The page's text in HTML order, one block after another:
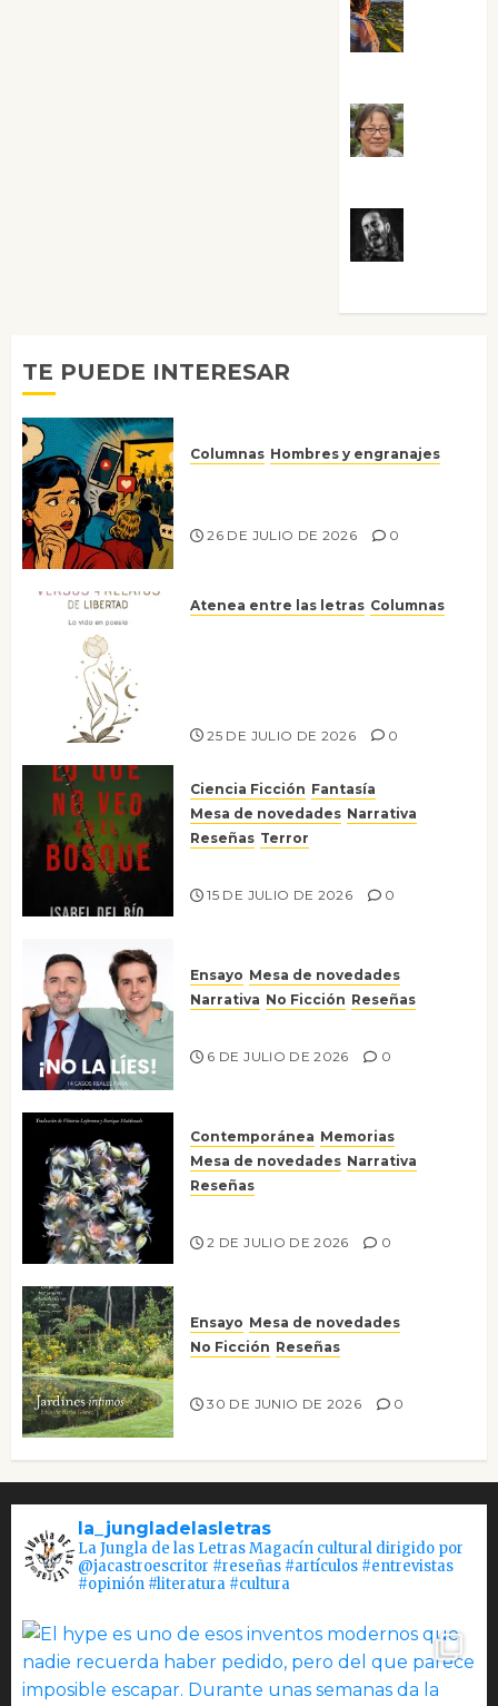
TE PUEDE INTERESAR
Columnas Hombres y engranajes
26 DE JULIO DE 2026 0
Atenea entre las letras Columnas
25 DE JULIO DE 2026 0
Ciencia Ficción Fantasía
Mesa de novedades Narrativa
Reseñas Terror
15 DE JULIO DE 2026 0
Ensayo Mesa de novedades
Narrativa No Ficción Reseñas
6 DE JULIO DE 2026 0
Contemporánea Memorias
Mesa de novedades Narrativa
Reseñas
2 DE JULIO DE 2026 0
Ensayo Mesa de novedades
No Ficción Reseñas
30 DE JUNIO DE 2026 0
la_jungladelasletras
La Jungla de las Letras Magacín cultural dirigido por
@jacastroescritor #reseñas #artículos #entrevistas
#opinión #literatura #cultura